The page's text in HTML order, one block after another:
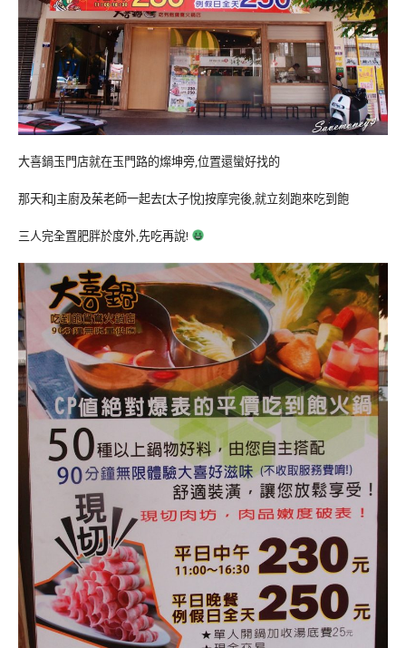
大喜鍋玉門店就在玉門路的燦坤旁,位置還蠻好找的
那天和J主廚及茱老師一起去[太子悅]按摩完後,就立刻跑來吃到飽
三人完全置肥胖於度外,先吃再說!